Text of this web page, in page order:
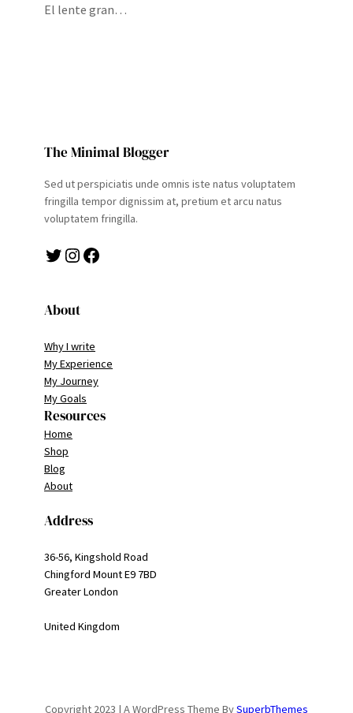
El lente gran…
The Minimal Blogger
Sed ut perspiciatis unde omnis iste natus voluptatem
fringilla tempor dignissim at, pretium et arcu natus
voluptatem fringilla.
Twitter Instagram Facebook
About
Why I write
My Experience
My Journey
My Goals
Resources
Home
Shop
Blog
About
Address
36-56, Kingshold Road
Chingford Mount E9 7BD
Greater London
United Kingdom
Copyright 2023 | A WordPress Theme BySuperbThemes